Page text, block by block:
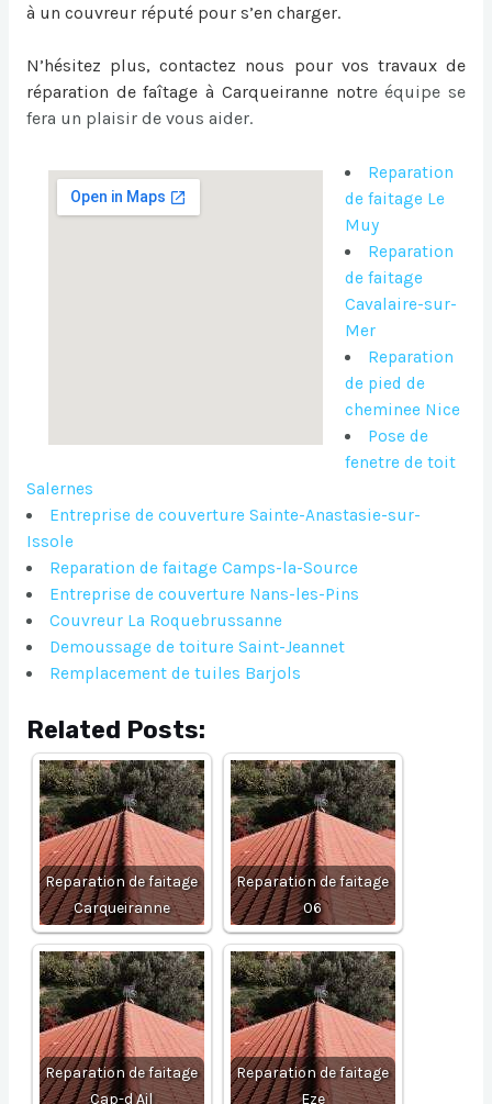
à un couvreur réputé pour s’en charger.
N’hésitez plus, contactez nous pour vos travaux de
réparation de faîtage à Carqueiranne notre équipe se
fera un plaisir de vous aider.
Reparation
de faitage Le
Muy
Reparation
de faitage
Cavalaire-sur-
Mer
Reparation
de pied de
cheminee Nice
Pose de
fenetre de toit
Salernes
Entreprise de couverture Sainte-Anastasie-sur-
Issole
Reparation de faitage Camps-la-Source
Entreprise de couverture Nans-les-Pins
Couvreur La Roquebrussanne
Demoussage de toiture Saint-Jeannet
Remplacement de tuiles Barjols
Related Posts:
Reparation de faitage
Carqueiranne
Reparation de faitage
06
Reparation de faitage
Cap-d Ail
Reparation de faitage
Eze